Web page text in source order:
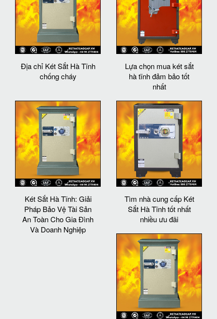
Địa chỉ Két Sắt Hà Tĩnh
chống cháy
Lựa chọn mua két sắt
hà tĩnh đảm bảo tốt
nhất
Két Sắt Hà Tĩnh: Giải
Pháp Bảo Vệ Tài Sản
An Toàn Cho Gia Đình
Và Doanh Nghiệp
Tìm nhà cung cấp Két
Sắt Hà Tĩnh tốt nhất
nhiều ưu đãi